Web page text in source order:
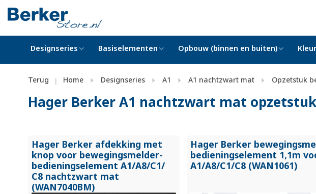
Designseries Basiselementen Opbouw (binnen en buiten)
Terug | Home Designseries A1 A1 nachtzwart mat Opzetstuk
Hager Berker A1 nachtzwart mat
Hager Berker afdekking met
knop voor bewegingsmelder-
bedieningselement A1/A8/C1/
C8 nachtzwart mat
(WAN7040BM)
Hager Berker
bedieningselement 1,1m
A1/A8/C1/C8 (WAN1061)